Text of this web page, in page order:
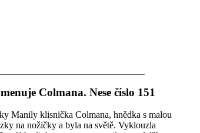
Colmana. Nese číslo 151
Manily klisnička Colmana, hnědka s malou
na nožičky a byla na světě. Vyklouzla